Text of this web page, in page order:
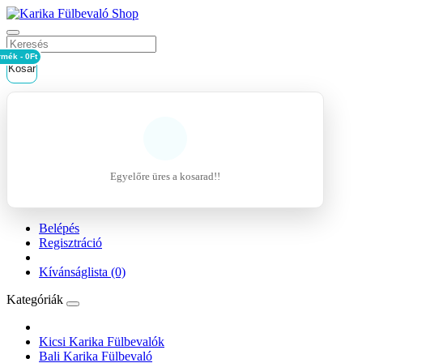
Kosár
- 0Ft
Egyelőre üres a kosarad!!
Belépés
Regisztráció
Kívánságlista (0)
Kategóriák
Kicsi Karika Fülbevalók
Bali Karika Fülbevaló